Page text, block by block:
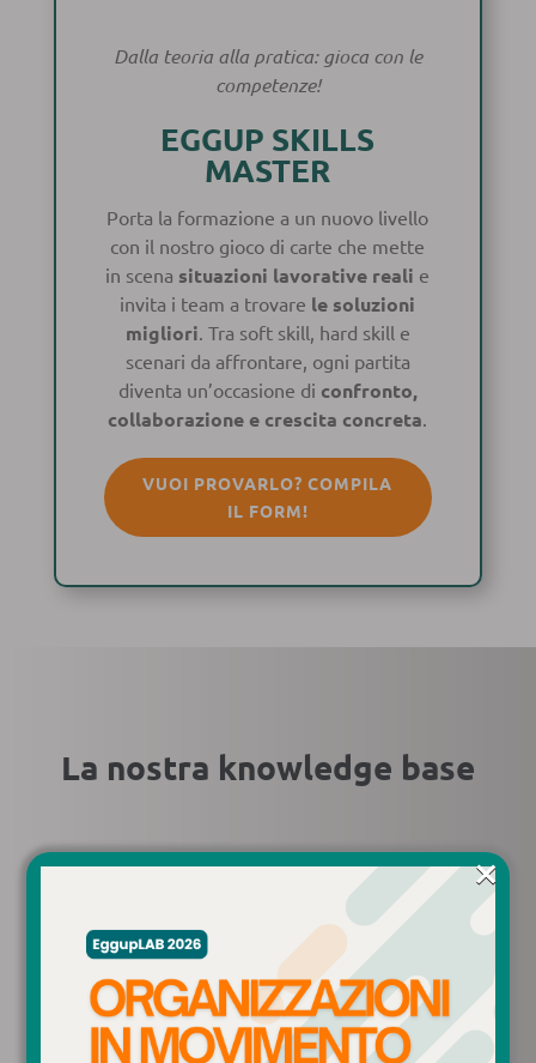
Dalla teoria alla pratica: gioca con le
competenze!
EGGUP SKILLS
MASTER
Porta la formazione a un nuovo livello
con il nostro gioco di carte che mette
in scena situazioni lavorative reali e
invita i team a trovare le soluzioni
migliori . Tra soft skill, hard skill e
scenari da affrontare, ogni partita
diventa un’occasione di confronto,
collaborazione e crescita concreta
VUOI PROVARLO? COMPILA
IL FORM!
La nostra knowledge base
×